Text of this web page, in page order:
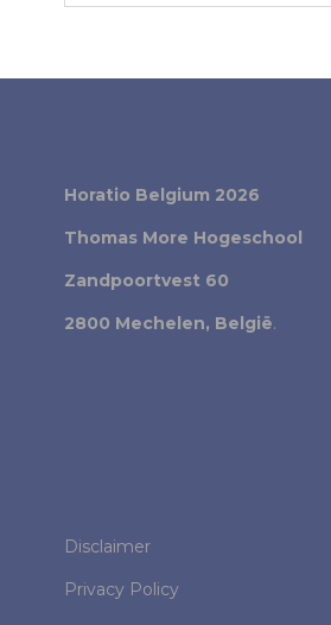
Horatio Belgium 2026
Thomas More Hogeschool
Zandpoortvest 60
2800 Mechelen, België.
Disclaimer
Privacy Policy